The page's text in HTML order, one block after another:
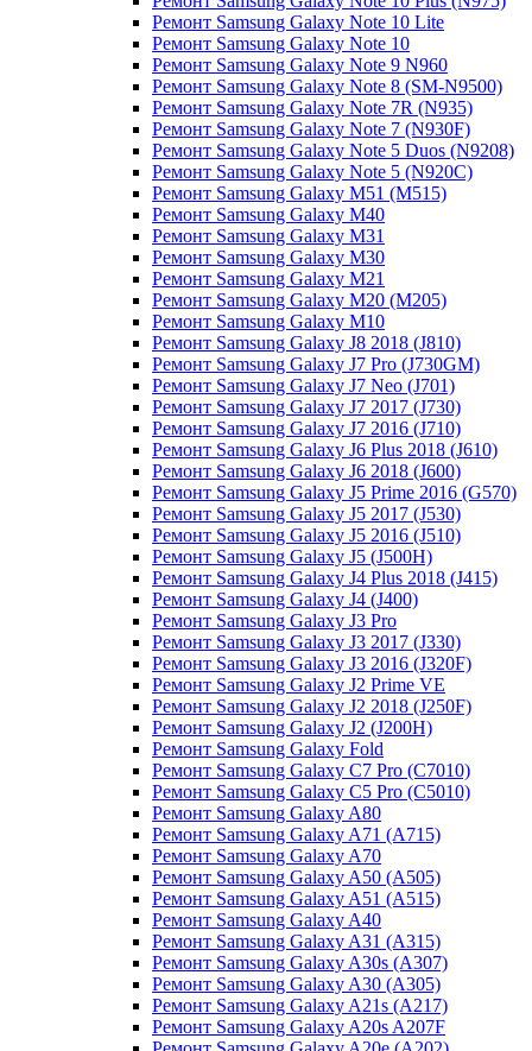
Ремонт Samsung Galaxy Note 10 Lite
Ремонт Samsung Galaxy Note 10
Ремонт Samsung Galaxy Note 9 N960
Ремонт Samsung Galaxy Note 8 (SM-N9500)
Ремонт Samsung Galaxy Note 7R (N935)
Ремонт Samsung Galaxy Note 7 (N930F)
Ремонт Samsung Galaxy Note 5 Duos (N9208)
Ремонт Samsung Galaxy Note 5 (N920C)
Ремонт Samsung Galaxy M51 (M515)
Ремонт Samsung Galaxy M40
Ремонт Samsung Galaxy M31
Ремонт Samsung Galaxy M30
Ремонт Samsung Galaxy M21
Ремонт Samsung Galaxy M20 (M205)
Ремонт Samsung Galaxy M10
Ремонт Samsung Galaxy J8 2018 (J810)
Ремонт Samsung Galaxy J7 Pro (J730GM)
Ремонт Samsung Galaxy J7 Neo (J701)
Ремонт Samsung Galaxy J7 2017 (J730)
Ремонт Samsung Galaxy J7 2016 (J710)
Ремонт Samsung Galaxy J6 Plus 2018 (J610)
Ремонт Samsung Galaxy J6 2018 (J600)
Ремонт Samsung Galaxy J5 Prime 2016 (G570)
Ремонт Samsung Galaxy J5 2017 (J530)
Ремонт Samsung Galaxy J5 2016 (J510)
Ремонт Samsung Galaxy J5 (J500H)
Ремонт Samsung Galaxy J4 Plus 2018 (J415)
Ремонт Samsung Galaxy J4 (J400)
Ремонт Samsung Galaxy J3 Pro
Ремонт Samsung Galaxy J3 2017 (J330)
Ремонт Samsung Galaxy J3 2016 (J320F)
Ремонт Samsung Galaxy J2 Prime VE
Ремонт Samsung Galaxy J2 2018 (J250F)
Ремонт Samsung Galaxy J2 (J200H)
Ремонт Samsung Galaxy Fold
Ремонт Samsung Galaxy C7 Pro (C7010)
Ремонт Samsung Galaxy C5 Pro (C5010)
Ремонт Samsung Galaxy A80
Ремонт Samsung Galaxy A71 (A715)
Ремонт Samsung Galaxy A70
Ремонт Samsung Galaxy A50 (A505)
Ремонт Samsung Galaxy A51 (A515)
Ремонт Samsung Galaxy A40
Ремонт Samsung Galaxy A31 (A315)
Ремонт Samsung Galaxy A30s (A307)
Ремонт Samsung Galaxy A30 (A305)
Ремонт Samsung Galaxy A21s (A217)
Ремонт Samsung Galaxy A20s A207F